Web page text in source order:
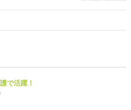
で活躍！